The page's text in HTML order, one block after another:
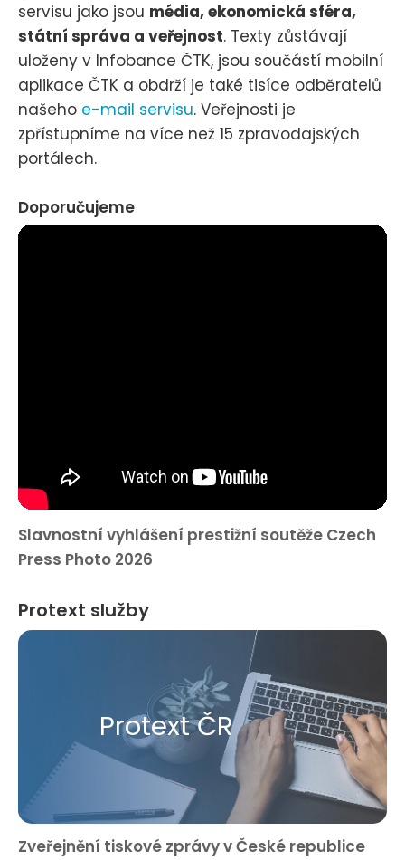
servisu jako jsou média, ekonomická sféra,
státní správa a veřejnost. Texty zůstávají
uloženy v Infobance ČTK, jsou součástí mobilní
aplikace ČTK a obdrží je také tisíce odběratelů
našeho e-mail servisu. Veřejnosti je
zpřístupníme na více než 15 zpravodajských
portálech.
Doporučujeme
Slavnostní vyhlášení prestižní soutěže Czech
Press Photo 2026
Protext služby
Protext ČR
Zveřejnění tiskové zprávy v České republice